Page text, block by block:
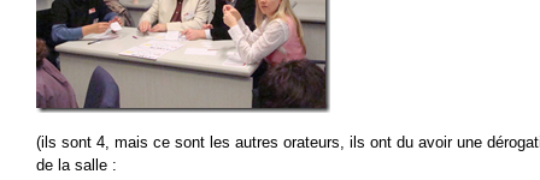
(ils sont 4, mais ce sont les autres orateurs, ils ont du avoir une
de la salle :